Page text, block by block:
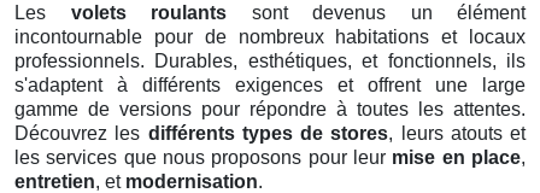
Les volets roulants sont devenus un élément
incontournable pour de nombreux habitations et locaux
professionnels. Durables, esthétiques, et fonctionnels, ils
s'adaptent à différents exigences et offrent une large
gamme de versions pour répondre à toutes les attentes.
Découvrez les différents types de stores, leurs atouts et
les services que nous proposons pour leur mise en place,
entretien, et modernisation.